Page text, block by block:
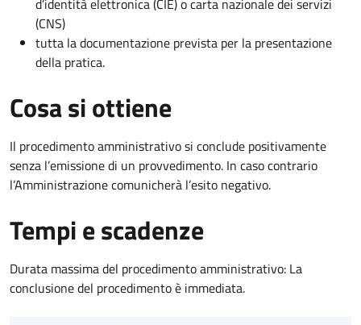
d’identità elettronica (CIE) o carta nazionale dei servizi
(CNS)
tutta la documentazione prevista per la presentazione
della pratica.
Cosa si ottiene
Il procedimento amministrativo si conclude positivamente
senza l’emissione di un provvedimento. In caso contrario
l’Amministrazione comunicherà l’esito negativo.
Tempi e scadenze
Durata massima del procedimento amministrativo: La
conclusione del procedimento è immediata.